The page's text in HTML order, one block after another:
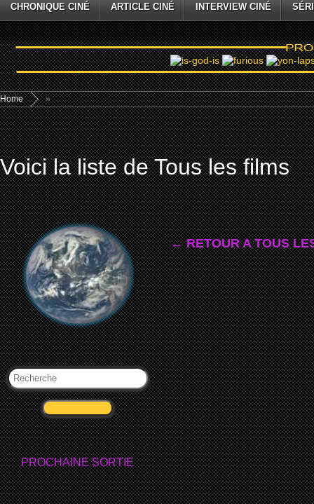
CHRONIQUE CINÉ ARTICLE CINÉ INTERVIEW CINÉ
Home »
Voici la liste de Tous les films
PROCHAINE SORTIE
← RETOUR A TOUS